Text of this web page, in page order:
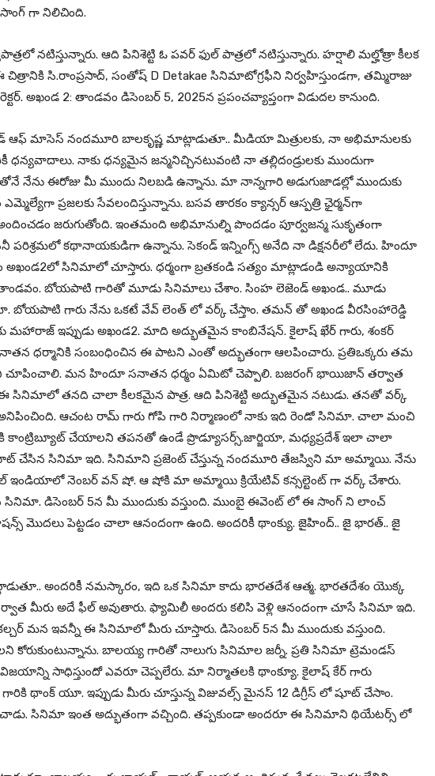
గా నిలిచింది.
నటిస్తున్నారు. ఆది పినిశెట్టి ఓ పవర్ ఫుల్ పాత్రలో నటిస్తున్నారు. హర్షాలి మల్హోత్రా కీలక
చిత్రానికి సి.రాంప్రసాద్, సంతోష్ D Detakae సినిమాటోగ్రఫీని నిర్వహిస్తుండగా, తమ్మిరాజు
అఖండ 2: తాండవం డిసెంబర్ 5, 2025న ప్రపంచవ్యాప్తంగా విడుదల కానుంది.
మాసెస్ నందమూరి బాలకృష్ణ మాట్లాడుతూ.. మీడియా మిత్రులకు, నా అభిమానులకు
నాకు ధన్యమైన జన్మనిచ్చినటువంటి నా తల్లిదండ్రులకు ముందుగా
నేను ఈరోజు మీ ముందు నిలబడి ఉన్నాను. మా నాన్నగారి అడుగుజాడల్లో ముందుకు
ప్రజలకు సేవలందిస్తున్నాను. బసవ తారకం క్యాన్సర్‌ ఆస్పత్రి ఛైర్మన్‌గా
జరుగుతోంది. ఇంతమంది అభిమానుల్ని పొందడం పూర్వజన్మ సుకృతంగా
సినీ పరిశ్రమలో కథానాయకుడిగా ఉన్నాను. సెకండ్ ఇన్నింగ్స్ అనేది నా డిక్షనరీలో లేదు. హిందూ
అఖండ2లో సినిమాలో చూస్తారు. ధర్మంగా బ్రతకండి సత్యం మాట్లాడండి అన్యాయానికి
తాండవం. బోయపాటి గారితో మూడు సినిమాలు చేశాం. సింహ లెజెండ్ అఖండ.. మూడు
బోయపాటి గారు నేను ఒకటే వేవ్ లెంత్ లో వర్క్ చేస్తాం. తమన్ తో అఖండ వీరసింహారెడ్డి
మహారాజ్ ఇప్పుడు అఖండ2. మాది అద్భుతమైన కాంబినేషన్. కైలాష్ ఖేర్ గారు, శంకర్
ధర్మానికి సంబంధించిన ఈ పాటని ఎంతో అద్భుతంగా ఆలపించారు. ప్రతిఒక్కరు తమ
చూపించాలి. మన హిందూ సనాతన ధర్మం ఏమిటో చెప్పాలి. బజరంగ్ భాయిజాన్ తర్వాత
సినిమాలో తనది చాలా కీలకమైన పాత్ర. ఆది పినిశెట్టి అద్భుతమైన నటుడు. తనతో వర్క్
ఆచంట రామ్ గారు గోపి గారి నిర్మాణంలో నాకు ఇది రెండో సినిమా. చాలా మంచి
కాంట్రిబ్యూట్ చేయాలని తపనతో ఉండే ప్రొడ్యూసర్స్.జార్జియా, మధ్యప్రదేశ్ ఇలా చాలా
చేసిన సినిమా ఇది. సినిమాని ప్రజెంట్ చేస్తున్న నందమూరి తేజస్విని మా అమ్మాయి. నేను
ఇండియాలో నెంబర్ వన్ షో. ఆ షోకి మా అమ్మాయి క్రియేటివ్ కన్సల్టెంట్ గా వర్క్ చేశారు.
డిసెంబర్ 5న మీ ముందుకు వస్తుంది. ముంబై ఈవెంట్ లో ఈ సాంగ్ ని లాంచ్
మొదలు పెట్టడం చాలా ఆనందంగా ఉంది. అందరికీ థాంక్యు. జైహింద్.. జై భారత్.. జై
అందరికీ నమస్కారం, ఇది ఒక సినిమా కాదు భారతదేశ ఆత్మ. భారతదేశం యొక్క
మీరు అదే ఫీల్ అవుతారు. ఫ్యామిలీ అందరు కలిసి వెళ్లి ఆనందంగా చూసే సినిమా ఇది.
మన ఇవన్నీ ఈ సినిమాలో మీరు చూస్తారు. డిసెంబర్ 5న మీ ముందుకు వస్తుంది.
కోరుకుంటున్నాను. బాలయ్య గారితో నాలుగు సినిమాల జర్నీ. ప్రతి సినిమా ట్రెమండస్
సాధిస్తుందో ఎవరూ చెప్పలేరు. మా నిర్మాతలకి థాంక్యూ. కైలాష్ కేర్ గారు
థాంక్ యూ. ఇప్పుడు మీరు చూస్తున్న విజువల్స్ మైనస్ 12 డిగ్రీస్ లో షూట్ చేసాం.
సినిమా ఇంత అద్భుతంగా వచ్చింది. తప్పకుండా అందరూ ఈ సినిమాని థియేటర్స్ లో